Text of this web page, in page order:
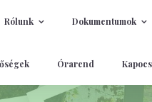
Rólunk Dokumentumok
Órarend